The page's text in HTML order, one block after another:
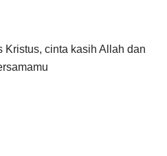
Kristus, cinta kasih Allah dan